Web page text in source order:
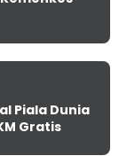
Piala Dunia
Gratis